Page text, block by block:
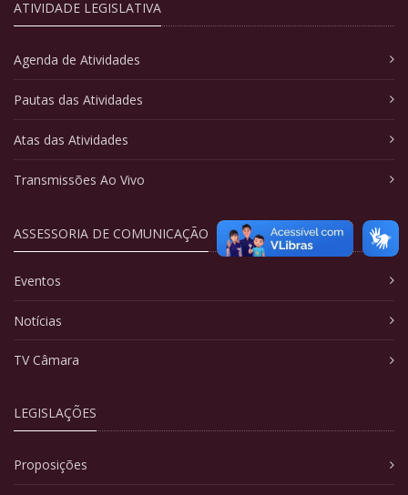
ATIVIDADE LEGISLATIVA
Agenda de Atividades
Pautas das Atividades
Atas das Atividades
Transmissões Ao Vivo
ASSESSORIA DE COMUNICAÇÃO
Eventos
Notícias
TV Câmara
LEGISLAÇÕES
Proposições